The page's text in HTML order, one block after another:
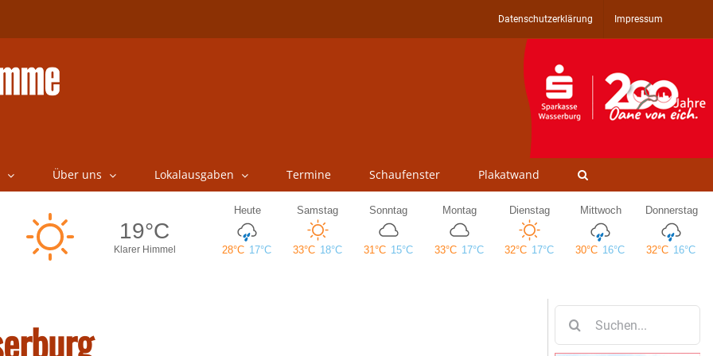
Datenschutzerklärung Impressum
Über uns Lokalausgaben Termine Schaufenster Plakatwand
nach: